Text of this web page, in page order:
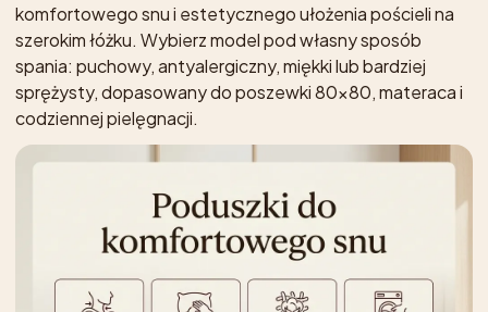
komfortowego snu i estetycznego ułożenia pościeli na
szerokim łóżku. Wybierz model pod własny sposób
spania: puchowy, antyalergiczny, miękki lub bardziej
sprężysty, dopasowany do poszewki 80x80, materaca i
codziennej pielęgnacji.